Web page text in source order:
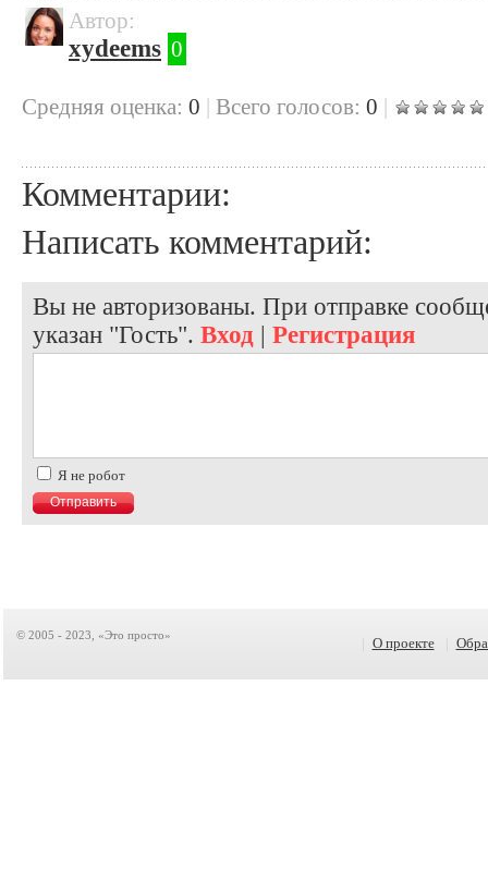
Автор:
xydeems 0
Cредняя оценка: 0 | Всего голосов: 0 |
Комментарии:
Написать комментарий:
Вы не авторизованы. При отправке
указан "Гость". Вход | Регистрация
Я не робот
© 2005 - 2023, «Это просто» О проекте